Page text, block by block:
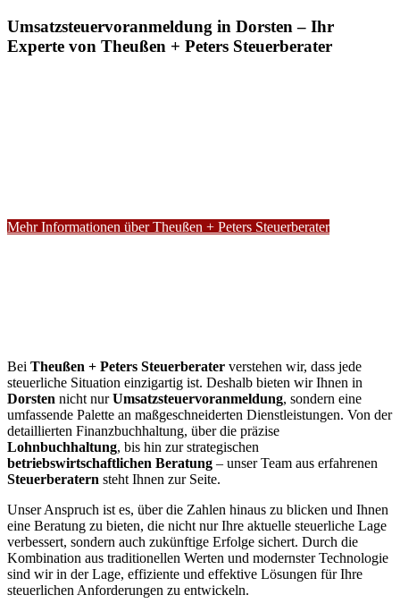
Umsatzsteuervoranmeldung in Dorsten – Ihr
Experte von Theußen + Peters Steuerberater
Mehr Informationen über Theußen + Peters Steuerberater
Bei Theußen + Peters Steuerberater verstehen wir, dass jede
steuerliche Situation einzigartig ist. Deshalb bieten wir Ihnen in
Dorsten nicht nurUmsatzsteuervoranmeldung, sondern eine
umfassende Palette an maßgeschneiderten Dienstleistungen. Von der
detaillierten Finanzbuchhaltung, über die präzise
Lohnbuchhaltung, bis hin zur strategischen
betriebswirtschaftlichen Beratung – unser Team aus erfahrenen
Steuerberatern steht Ihnen zur Seite.
Unser Anspruch ist es, über die Zahlen hinaus zu blicken und Ihnen
eine Beratung zu bieten, die nicht nur Ihre aktuelle steuerliche Lage
verbessert, sondern auch zukünftige Erfolge sichert. Durch die
Kombination aus traditionellen Werten und modernster Technologie
sind wir in der Lage, effiziente und effektive Lösungen für Ihre
steuerlichen Anforderungen zu entwickeln.